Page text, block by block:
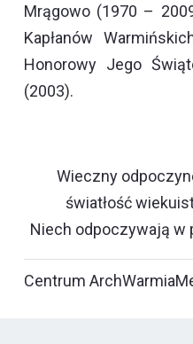
Mrągowo (1970 –
Kapłanów
Honorowy Jego
(2003).
Wieczny
światłość
Niech odpoczywają w
Centrum